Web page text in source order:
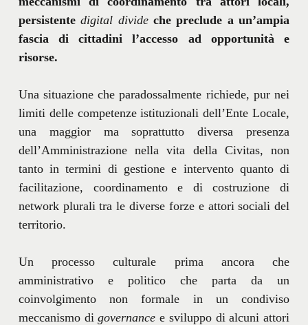
persistentedigital divideche preclude a un’ampia
fascia di cittadini l’accesso ad opportunità e
risorse.
Una situazione che paradossalmente richiede, pur nei
limiti delle competenze istituzionali dell’Ente Locale,
una maggior ma soprattutto diversa presenza
dell’Amministrazione nella vita della Civitas, non
tanto in termini di gestione e intervento quanto di
facilitazione, coordinamento e di costruzione di
network plurali tra le diverse forze e attori sociali del
territorio.
Un processo culturale prima ancora che
amministrativo e politico che parta da un
coinvolgimento non formale in un condiviso
meccanismo digovernancee sviluppo di alcuni attori